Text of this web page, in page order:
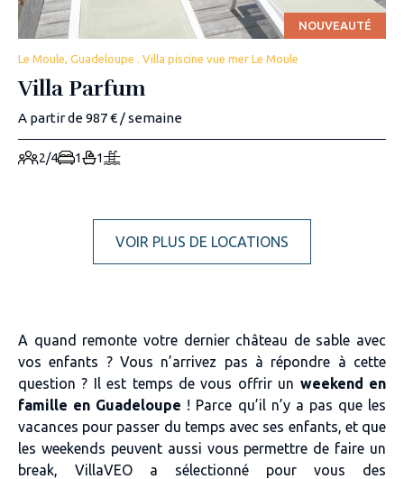
NOUVEAUTÉ
Le Moule, Guadeloupe . Villa piscine vue mer Le Moule
Villa Parfum
A partir de 987 € / semaine
2/4 1 1
VOIR PLUS DE LOCATIONS
A quand remonte votre dernier château de sable avec
vos enfants ? Vous n’arrivez pas à répondre à cette
question ? Il est temps de vous offrir un weekend en
famille en Guadeloupe ! Parce qu’il n’y a pas que les
vacances pour passer du temps avec ses enfants, et que
les weekends peuvent aussi vous permettre de faire un
break, VillaVEO a sélectionné pour vous des